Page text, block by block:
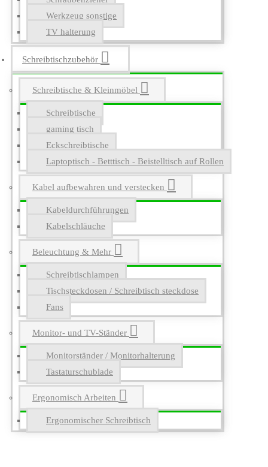
Werkzeug sonstige
TV halterung
Schreibtischzubehör
Schreibtische & Kleinmöbel
Schreibtische
gaming tisch
Eckschreibtische
Laptoptisch - Betttisch - Beistelltisch auf Rollen
Kabel aufbewahren und verstecken
Kabeldurchführungen
Kabelschläuche
Beleuchtung & Mehr
Schreibtischlampen
Tischsteckdosen / Schreibtisch steckdose
Fans
Monitor- und TV-Ständer
Monitorständer / Monitorhalterung
Tastaturschublade
Ergonomisch Arbeiten
Ergonomischer Schreibtisch